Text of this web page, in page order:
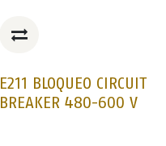
E211 BLOQUEO CIRCUIT
BREAKER 480-600 V